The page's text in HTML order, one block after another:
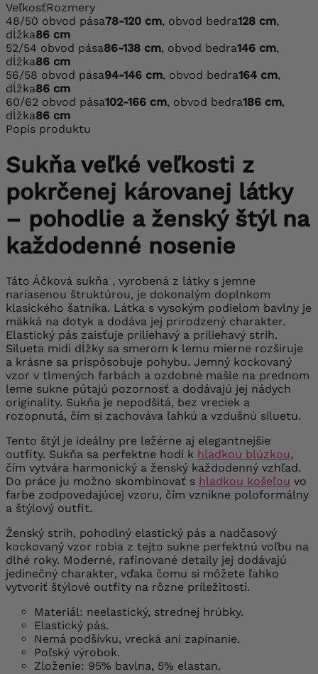
VeľkosťRozmery
48/50 obvod pása78-120 cm, obvod bedra128 cm,
dĺžka86 cm
52/54 obvod pása86-138 cm, obvod bedra146 cm,
dĺžka86 cm
56/58 obvod pása94-146 cm, obvod bedra164 cm,
dĺžka86 cm
60/62 obvod pása102-166 cm, obvod bedra186 cm,
dĺžka86 cm
Popis produktu
Sukňa veľké veľkosti z
pokrčenej károvanej látky
– pohodlie a ženský štýl na
každodenné nosenie
Táto Áčková sukňa , vyrobená z látky s jemne
nariasenou štruktúrou, je dokonalým doplnkom
klasického šatníka. Látka s vysokým podielom bavlny je
mäkká na dotyk a dodáva jej prirodzený charakter.
Elastický pás zaisťuje priliehavý a priliehavý strih.
Silueta midi dĺžky sa smerom k lemu mierne rozširuje
a krásne sa prispôsobuje pohybu. Jemný kockovaný
vzor v tlmených farbách a ozdobné mašle na prednom
leme sukne pútajú pozornosť a dodávajú jej nádych
originality. Sukňa je nepodšitá, bez vreciek a
rozopnutá, čím si zachováva ľahkú a vzdušnú siluetu.
Tento štýl je ideálny pre ležérne aj elegantnejšie
outfity. Sukňa sa perfektne hodí k hladkou blúzkou,
čím vytvára harmonický a ženský každodenný vzhľad.
Do práce ju možno skombinovať s hladkou košeľou vo
farbe zodpovedajúcej vzoru, čím vznikne poloformálny
a štýlový outfit.
Ženský strih, pohodlný elastický pás a nadčasový
kockovaný vzor robia z tejto sukne perfektnú voľbu na
dlhé roky. Moderné, rafinované detaily jej dodávajú
jedinečný charakter, vďaka čomu si môžete ľahko
vytvoriť štýlové outfity na rôzne príležitosti.
Materiál: neelastický, strednej hrúbky.
Elastický pás.
Nemá podšívku, vrecká ani zapínanie.
Poľský výrobok.
Zloženie: 95% bavlna, 5% elastan.